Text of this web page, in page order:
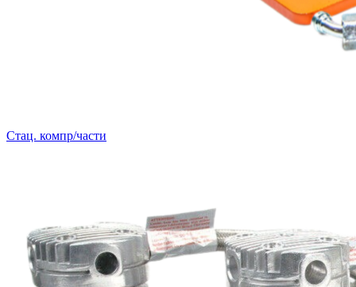
Стац. компр/части